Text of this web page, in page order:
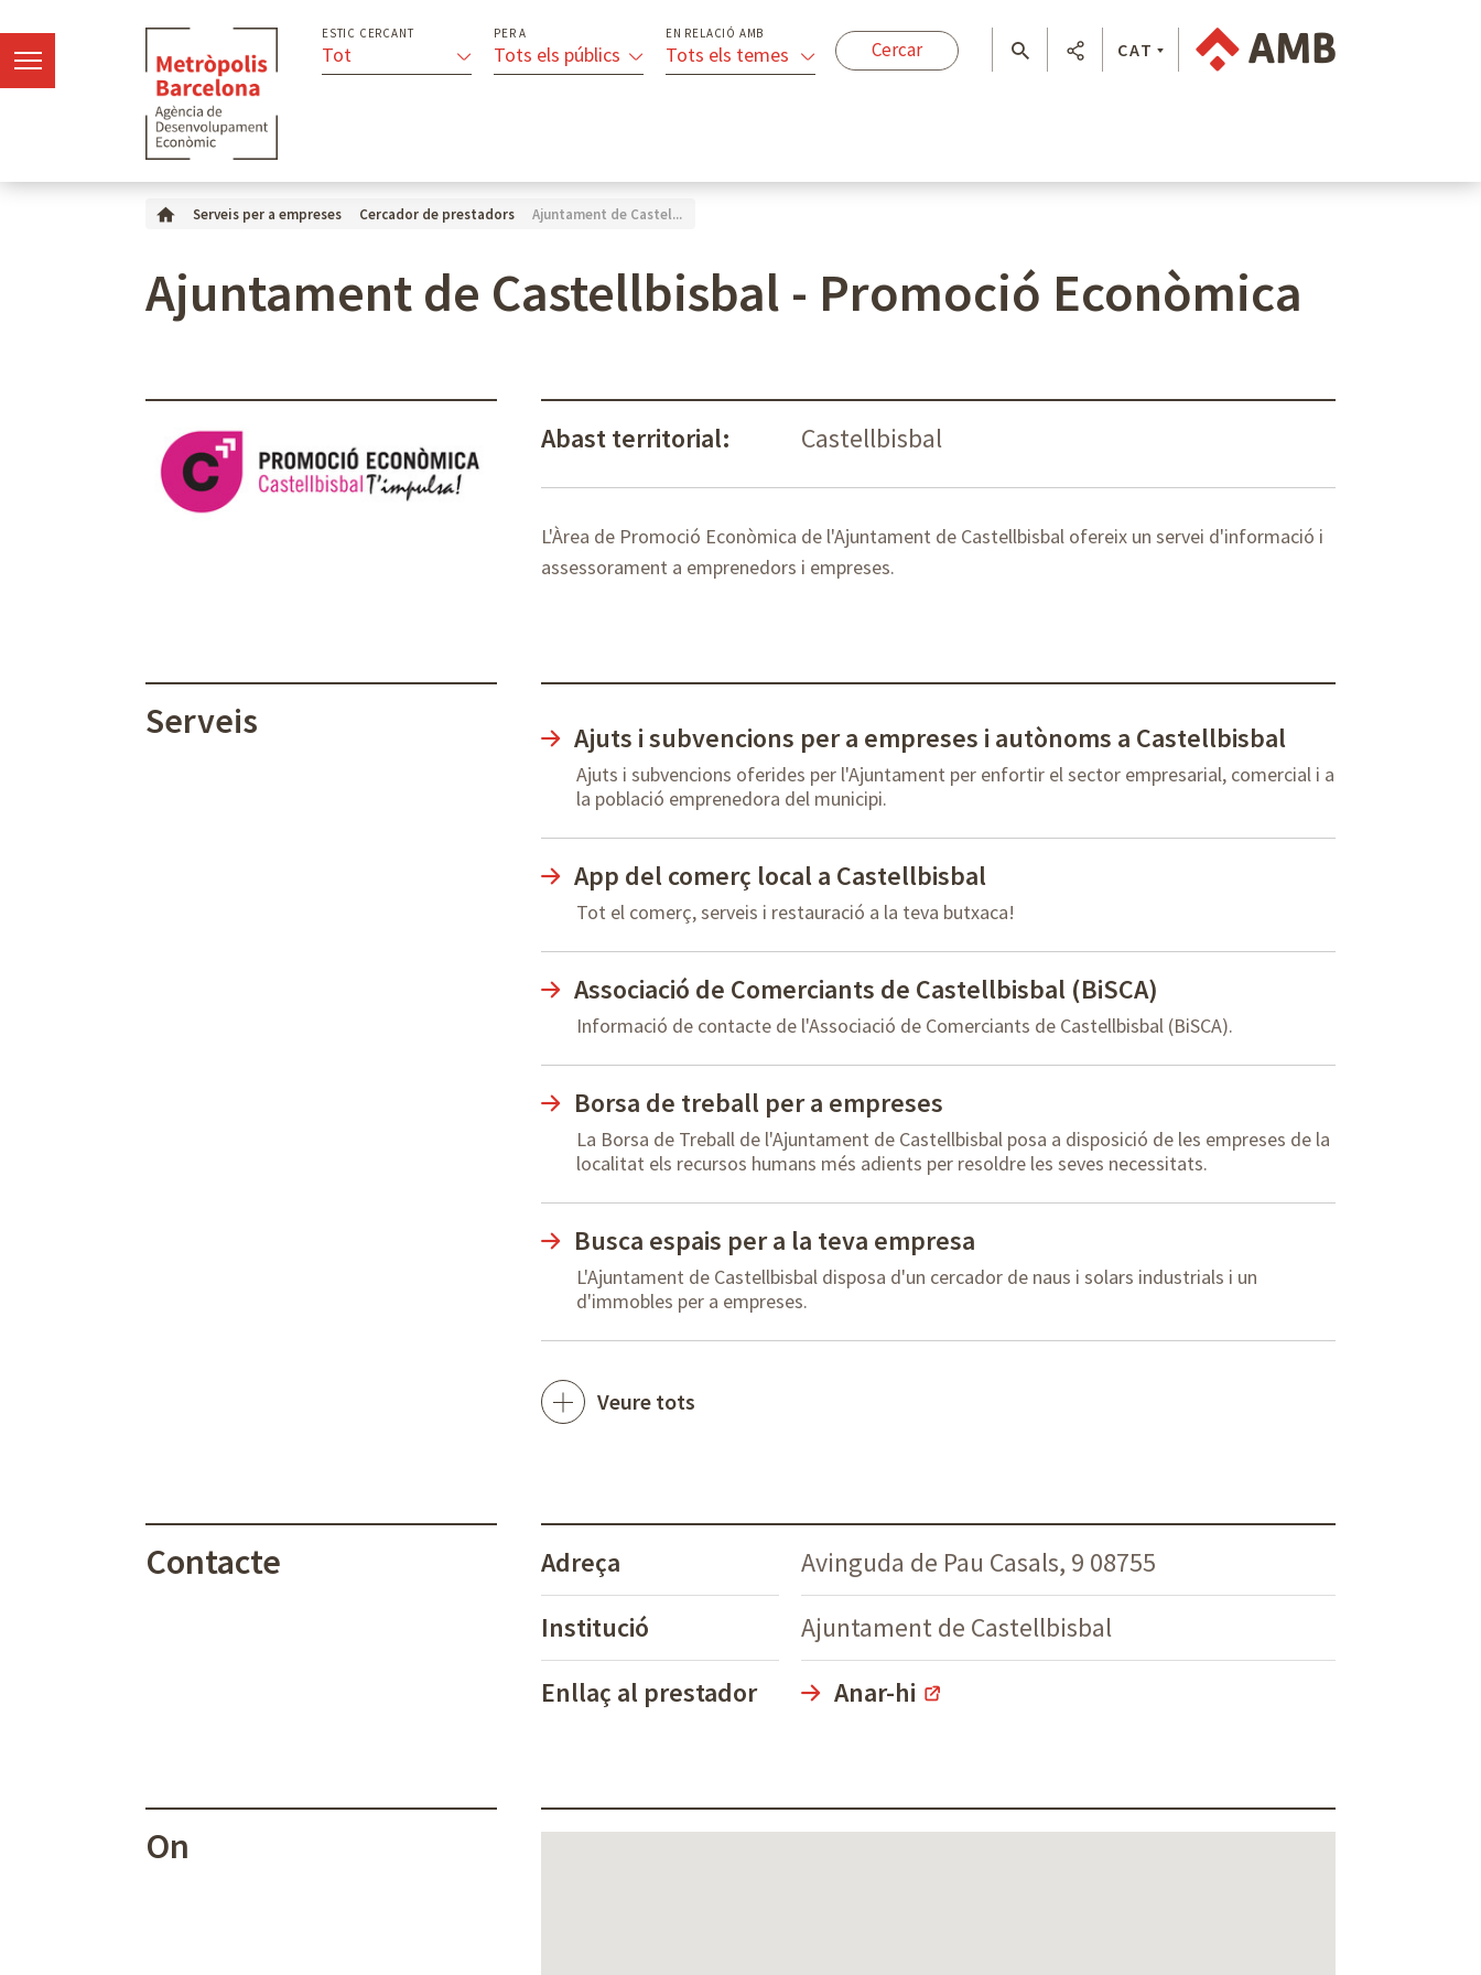
ESTIC CERCANT
Tot
PER A
Tots els públics
EN RELACIÓ AMB
Tots els temes CAT
Serveis per a empreses Cercador de prestadors Ajuntament de Castel...
Ajuntament de Castellbisbal - Promoció Econòmica
Abast territorial: Castellbisbal
L'Àrea de Promoció Econòmica de l'Ajuntament de Castellbisbal ofereix un servei d'informació i
assessorament a emprenedors i empreses.
Serveis Ajuts i subvencions per a empreses i autònoms a Castellbisbal
Ajuts i subvencions oferides per l'Ajuntament per enfortir el sector empresarial, comercial i a
la població emprenedora del municipi.
App del comerç local a Castellbisbal
Tot el comerç, serveis i restauració a la teva butxaca!
Associació de Comerciants de Castellbisbal (BiSCA)
Informació de contacte de l'Associació de Comerciants de Castellbisbal (BiSCA).
Borsa de treball per a empreses
La Borsa de Treball de l'Ajuntament de Castellbisbal posa a disposició de les empreses de la
localitat els recursos humans més adients per resoldre les seves necessitats.
Busca espais per a la teva empresa
L'Ajuntament de Castellbisbal disposa d'un cercador de naus i solars industrials i un
d'immobles per a empreses.
Veure tots
Contacte Adreça
Avinguda de Pau Casals, 9 08755
Institució
Ajuntament de Castellbisbal
Enllaç al prestador
Anar-hi
On